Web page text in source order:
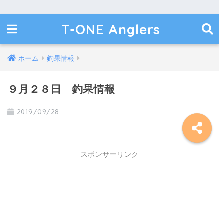
T-ONE Anglers
ホーム 釣果情報
９月２８日 釣果情報
2019/09/28
スポンサーリンク